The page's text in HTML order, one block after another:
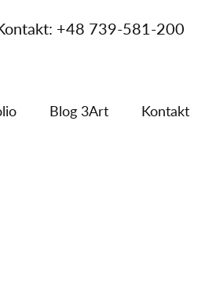
+48 739-581-200
Blog 3Art Kontakt